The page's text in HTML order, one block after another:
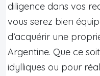
diligence dans vos
vous serez bien
d’acquérir une
Argentine. Que ce
idylliques ou pour